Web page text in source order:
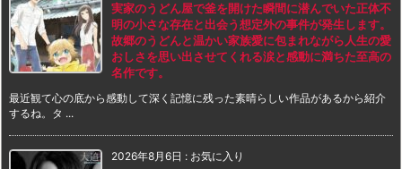
実家のうどん屋で釜を開けた瞬間に潜んでいた正体不
明の小さな存在と出会う想定外の事件が発生します。
故郷のうどんと温かい家族愛に包まれながら人生の愛
おしさを思い出させてくれる涙と感動に満ちた至高の
名作です。
最近観て心の底から感動して深く記憶に残った素晴らしい作品があるから紹介
するね。タ ...
2026年8月6日 : お気に入り